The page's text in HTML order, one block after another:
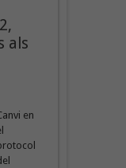
als
en